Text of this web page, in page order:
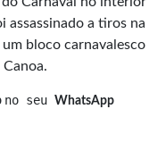
assassinado a tiros na
bloco carnavalesco
no seu WhatsApp